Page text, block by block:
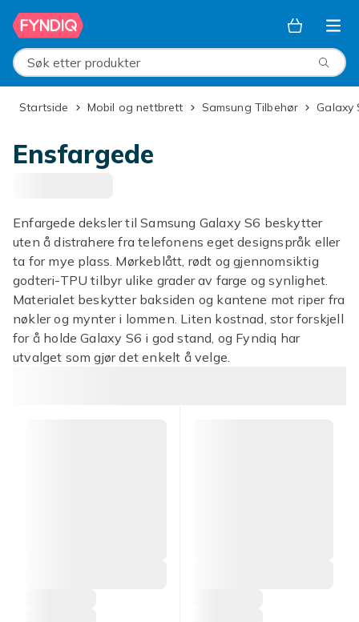
Hopp til hovedinnhold
Søk etter produkter
Startside Mobil og nettbrett Samsung Tilbehør
Ensfargede
Enfargede deksler til Samsung Galaxy S6 beskytter
uten å distrahere fra telefonens eget designspråk eller
ta for mye plass. Mørkeblått, rødt og gjennomsiktig
godteri-TPU tilbyr ulike grader av farge og synlighet.
Materialet beskytter baksiden og kantene mot riper fra
nøkler og mynter i lommen. Liten kostnad, stor forskjell
for å holde Galaxy S6 i god stand, og Fyndiq har
utvalget som gjør det enkelt å velge.